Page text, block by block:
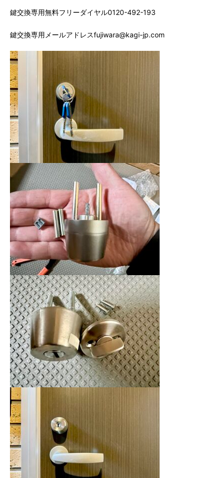
鍵交換専用無料フリーダイヤル0120-492-193
鍵交換専用メールアドレスfujiwara@kagi-jp.com